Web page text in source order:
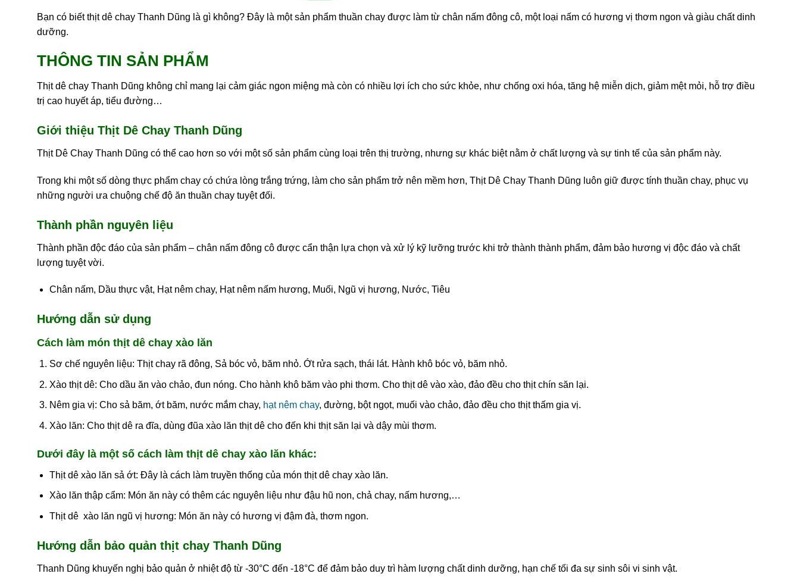
Bạn có biết thịt dê chay Thanh Dũng là gì không? Đây là một sản phẩm thuần chay được làm từ chân nấm đông cô, một loại nấm có hương vị thơm ngon và giàu chất dinh
dưỡng.
THÔNG TIN SẢN PHẨM
Thịt dê chay Thanh Dũng không chỉ mang lại cảm giác ngon miệng mà còn có nhiều lợi ích cho sức khỏe, như chống oxi hóa, tăng hệ miễn dịch, giảm mệt mỏi, hỗ trợ điều
trị cao huyết áp, tiểu đường…
Giới thiệu Thịt Dê Chay Thanh Dũng
Thịt Dê Chay Thanh Dũng có thể cao hơn so với một số sản phẩm cùng loại trên thị trường, nhưng sự khác biệt nằm ở chất lượng và sự tinh tế của sản phẩm này.
Trong khi một số dòng thực phẩm chay có chứa lòng trắng trứng, làm cho sản phẩm trở nên mềm hơn, Thịt Dê Chay Thanh Dũng luôn giữ được tính thuần chay, phục vụ
những người ưa chuộng chế độ ăn thuần chay tuyệt đối.
Thành phần nguyên liệu
Thành phần độc đáo của sản phẩm – chân nấm đông cô được cẩn thận lựa chọn và xử lý kỹ lưỡng trước khi trở thành thành phẩm, đảm bảo hương vị độc đáo và chất
lượng tuyệt vời.
Chân nấm, Dầu thực vật, Hạt nêm chay, Hạt nêm nấm hương, Muối, Ngũ vị hương, Nước, Tiêu
Hướng dẫn sử dụng
Cách làm món thịt dê chay xào lăn
Sơ chế nguyên liệu: Thịt chay rã đông, Sả bóc vỏ, băm nhỏ. Ớt rửa sạch, thái lát. Hành khô bóc vỏ, băm nhỏ.
Xào thịt dê: Cho dầu ăn vào chảo, đun nóng. Cho hành khô băm vào phi thơm. Cho thịt dê vào xào, đảo đều cho thịt chín săn lại.
Nêm gia vị: Cho sả băm, ớt băm, nước mắm chay, hạt nêm chay, đường, bột ngọt, muối vào chảo, đảo đều cho thịt thấm gia vị.
Xào lăn: Cho thịt dê ra đĩa, dùng đũa xào lăn thịt dê cho đến khi thịt săn lại và dậy mùi thơm.
Dưới đây là một số cách làm thịt dê chay xào lăn khác:
Thịt dê xào lăn sả ớt: Đây là cách làm truyền thống của món thịt dê chay xào lăn.
Xào lăn thập cẩm: Món ăn này có thêm các nguyên liệu như đậu hũ non, chả chay, nấm hương,…
Thịt dê xào lăn ngũ vị hương: Món ăn này có hương vị đậm đà, thơm ngon.
Hướng dẫn bảo quản thịt chay Thanh Dũng
Thanh Dũng khuyến nghị bảo quản ở nhiệt độ từ -30°C đến -18°C để đảm bảo duy trì hàm lượng chất dinh dưỡng, hạn chế tối đa sự sinh sôi vi sinh vật.